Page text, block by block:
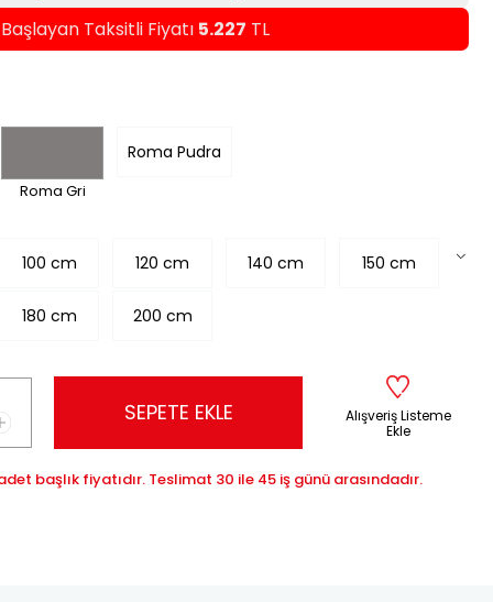
Taksitli Fiyatı 5.227 TL
Roma Gri
Roma Pudra
100 cm 120 cm 140 cm 150 cm
180 cm 200 cm
SEPETE EKLE
Alışveriş Listeme
Ekle
başlık fiyatıdır. Teslimat 30 ile 45 iş günü arasındadır.